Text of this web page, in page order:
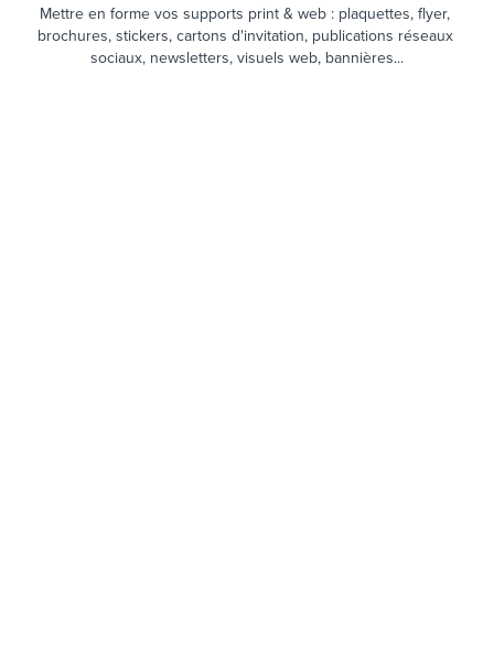
Mettre en forme vos supports print & web : plaquettes, flyer,
brochures, stickers, cartons d'invitation, publications réseaux
sociaux, newsletters, visuels web, bannières...